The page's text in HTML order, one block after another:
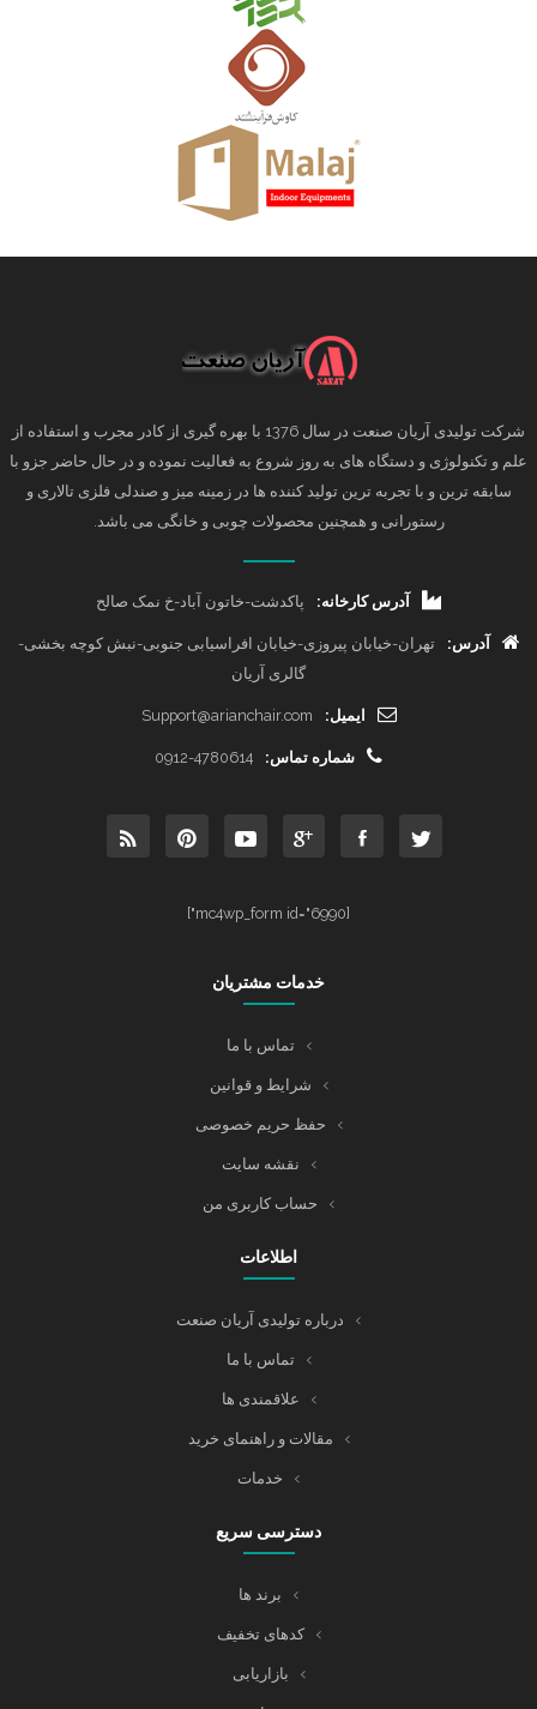
شرکت تولیدی آریان صنعت در سال 1376 با بهره گیری از کادر مجرب و استفاده از
علم و تکنولوژی و دستگاه های به روز شروع به فعالیت نموده و در حال حاضر جزو با
سابقه ترین و با تجربه ترین تولید کننده ها در زمینه میز و صندلی فلزی تالاری و
رستورانی و همچنین محصولات چوبی و خانگی می باشد.
آدرس کارخانه: پاکدشت-خاتون آباد-خ نمک صالح
آدرس:
تهران-خیابان پیروزی-خیابان افراسیابی جنوبی-نبش کوچه بخشی-
گالری آریان
ایمیل: Support@arianchair.com
شماره تماس: 0912-4780614
[mc4wp_form id="6990"]
خدمات مشتریان
تماس با ما
شرایط و قوانین
حفظ حریم خصوصی
نقشه سایت
حساب کاربری من
اطلاعات
درباره تولیدی آریان صنعت
تماس با ما
علاقمندی ها
مقالات و راهنمای خرید
خدمات
دسترسی سریع
برند ها
کدهای تخفیف
بازاریابی